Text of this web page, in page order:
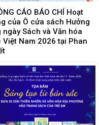
CÁO BÁO CHÍ Hoạt
của Ô cửa sách Hưởng
ngày Sách và Văn hóa
Việt Nam 2026 tại Phan